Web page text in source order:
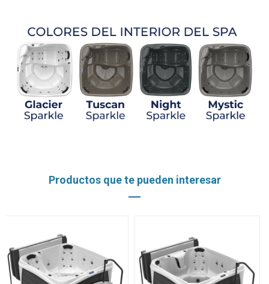
Productos que te pueden interesar